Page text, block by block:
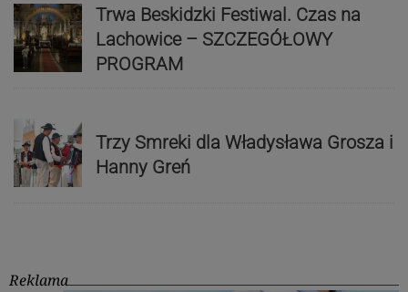
Trwa Beskidzki Festiwal. Czas na
Lachowice – SZCZEGÓŁOWY
PROGRAM
Trzy Smreki dla Władysława Grosza i
Hanny Greń
Reklama